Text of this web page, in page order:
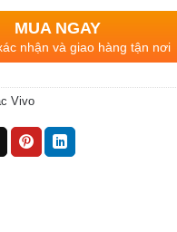
MUA NGAY
nhận và giao hàng tận nơi
Vivo